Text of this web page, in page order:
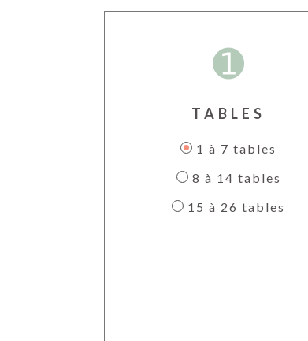
➊
TABLES
1 à 7 tables
8 à 14 tables
15 à 26 tables